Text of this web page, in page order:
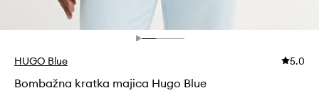
HUGO Blue 5.0
Bombažna kratka majica Hugo Blue